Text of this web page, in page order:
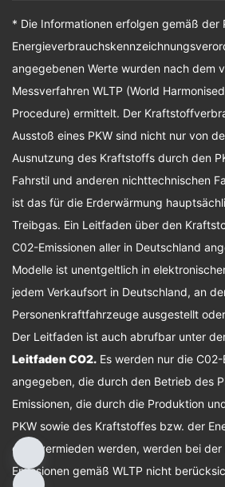
* Die Informationen erfolgen gemäß der
angegebenen Werte wurden nach dem
Messverfahren WLTP (World
Procedure) ermittelt. Der
Ausstoß eines PKW sind nicht nur von
Ausnutzung des Kraftstoffs durch den
Fahrstil und anderen nichttechnischen
ist das für die Erderwärmung
Treibgas. Ein Leitfaden über den
C02-Emissionen aller in Deutschland
Modelle ist unentgeltlich in
jedem Verkaufsort in Deutschland, an
Personenkraftfahrzeuge ausgestellt
Der Leitfaden ist auch abrufbar unter
Leitfaden CO2. Es werden nur die C02-
angegeben, die durch den Betrieb des
Emissionen, die durch die Produktion
PKW sowie des Kraftstoffes bzw. der
oder vermieden werden, werden bei
Emissionen gemäß WLTP nicht